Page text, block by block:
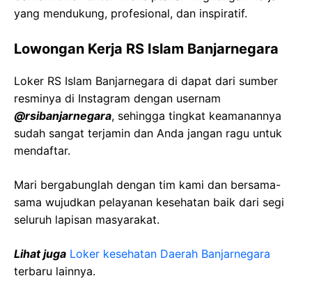
yang mendukung, profesional, dan inspiratif.
Lowongan Kerja RS Islam Banjarnegara
Loker RS Islam Banjarnegara di dapat dari sumber
resminya di Instagram dengan usernam
@rsibanjarnegara, sehingga tingkat keamanannya
sudah sangat terjamin dan Anda jangan ragu untuk
mendaftar.
Mari bergabunglah dengan tim kami dan bersama-
sama wujudkan pelayanan kesehatan baik dari segi
seluruh lapisan masyarakat.
Lihat juga Loker kesehatan Daerah Banjarnegara
terbaru lainnya.